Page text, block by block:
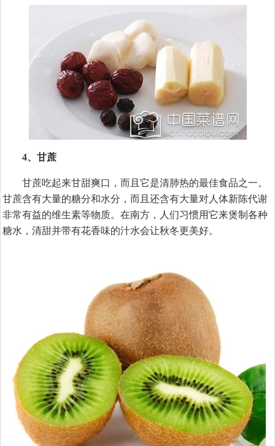
4、甘蔗
甘蔗吃起来甘甜爽口，而且它是清肺热的最佳食品之一。
甘蔗含有大量的糖分和水分，而且还含有大量对人体新陈代谢
非常有益的维生素等物质。在南方，人们习惯用它来煲制各种
糖水，清甜并带有花香味的汁水会让秋冬更美好。